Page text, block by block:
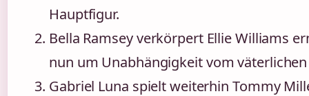
Hauptfigur.
Bella Ramsey verkörpert Ellie Williams
nun um Unabhängigkeit vom
Gabriel Luna spielt weiterhin Tommy